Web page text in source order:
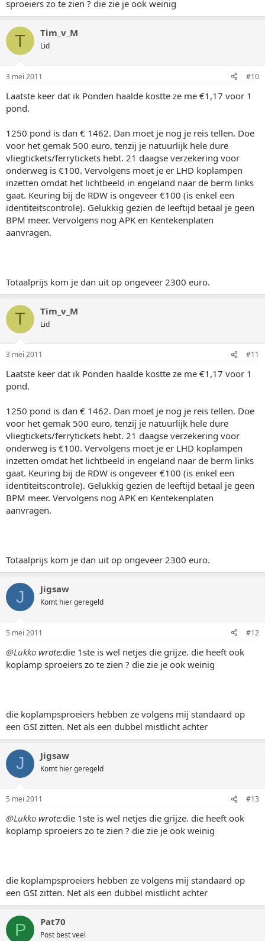
sproeiers zo te zien ? die zie je ook weinig
T Tim_v_M
Lid
3 mei 2011 #10
Laatste keer dat ik Ponden haalde kostte ze me €1,17 voor 1
pond.
1250 pond is dan € 1462. Dan moet je nog je reis tellen. Doe
voor het gemak 500 euro, tenzij je natuurlijk hele dure
vliegtickets/ferrytickets hebt. 21 daagse verzekering voor
onderweg is €100. Vervolgens moet je er LHD koplampen
inzetten omdat het lichtbeeld in engeland naar de berm links
gaat. Keuring bij de RDW is ongeveer €100 (is enkel een
identiteitscontrole). Gelukkig gezien de leeftijd betaal je geen
BPM meer. Vervolgens nog APK en Kentekenplaten
aanvragen.
Totaalprijs kom je dan uit op ongeveer 2300 euro.
T Tim_v_M
Lid
3 mei 2011 #11
Laatste keer dat ik Ponden haalde kostte ze me €1,17 voor 1
pond.
1250 pond is dan € 1462. Dan moet je nog je reis tellen. Doe
voor het gemak 500 euro, tenzij je natuurlijk hele dure
vliegtickets/ferrytickets hebt. 21 daagse verzekering voor
onderweg is €100. Vervolgens moet je er LHD koplampen
inzetten omdat het lichtbeeld in engeland naar de berm links
gaat. Keuring bij de RDW is ongeveer €100 (is enkel een
identiteitscontrole). Gelukkig gezien de leeftijd betaal je geen
BPM meer. Vervolgens nog APK en Kentekenplaten
aanvragen.
Totaalprijs kom je dan uit op ongeveer 2300 euro.
J Jigsaw
Komt hier geregeld
5 mei 2011 #12
@Lukko wrote:die 1ste is wel netjes die grijze. die heeft ook
koplamp sproeiers zo te zien ? die zie je ook weinig
die koplampsproeiers hebben ze volgens mij standaard op
een GSI zitten. Net als een dubbel mistlicht achter
J Jigsaw
Komt hier geregeld
5 mei 2011 #13
@Lukko wrote:die 1ste is wel netjes die grijze. die heeft ook
koplamp sproeiers zo te zien ? die zie je ook weinig
die koplampsproeiers hebben ze volgens mij standaard op
een GSI zitten. Net als een dubbel mistlicht achter
P Pat70
Post best veel